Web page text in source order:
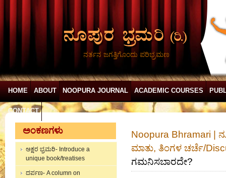
ನರ್ತನ ಜಗತ್ತಿಗೊಂದು ಪರಿಭ್ರಮಣ
HOME ABOUT NOOPURA JOURNAL ACADEMIC COURSES
CONTACT
ಅಂಕಣಗಳು
ಅಕ್ಷರ ಭ್ರಮರಿ- Introduce a
unique book/treatises
ದರ್ಪಣ- A column on
Noopura Bhramari |
ಮಾತು, ತಿಂಗಳ ಚರ್ಚೆ/
ಗಮನಿಸಬಾರದೇ?